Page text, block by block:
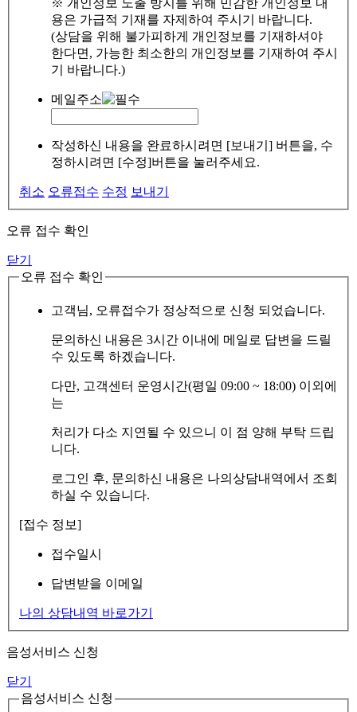
용은 가급적 기재를 자제하여 주시기 바랍니다.
(상담을 위해 불가피하게 개인정보를 기재하셔야
한다면, 가능한 최소한의 개인정보를 기재하여 주시
기 바랍니다.)
메일주소
작성하신 내용을 완료하시려면 [보내기] 버튼을, 수
정하시려면 [수정]버튼을 눌러주세요.
취소 오류접수 수정 보내기
오류 접수 확인
닫기
오류 접수 확인
고객님, 오류접수가 정상적으로 신청 되었습니다.
문의하신 내용은 3시간 이내에 메일로 답변을 드릴
수 있도록 하겠습니다.
다만, 고객센터 운영시간(평일 09:00 ~ 18:00) 이외에
는
처리가 다소 지연될 수 있으니 이 점 양해 부탁 드립
니다.
로그인 후, 문의하신 내용은 나의상담내역에서 조회
하실 수 있습니다.
[접수 정보]
접수일시
답변받을 이메일
나의 상담내역 바로가기
음성서비스 신청
닫기
음성서비스 신청